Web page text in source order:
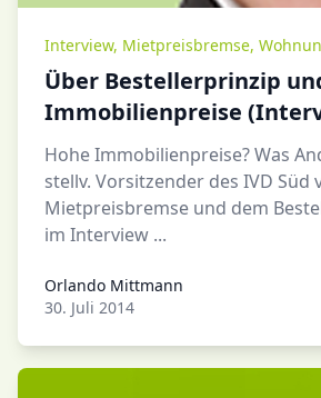
Interview, Mietpreisbremse,
Über Bestellerprinzip
Immobilienpreise
Hohe Immobilienpreise? Was
stellv. Vorsitzender des IVD Süd
Mietpreisbremse und dem
im Interview ...
Orlando Mittmann
Orlando Mittmann
30. Juli 2014